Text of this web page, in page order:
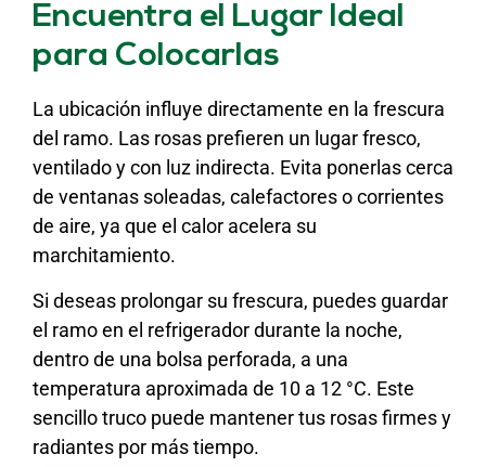
Encuentra el Lugar Ideal
para Colocarlas
La ubicación influye directamente en la frescura
del ramo. Las rosas prefieren un lugar fresco,
ventilado y con luz indirecta. Evita ponerlas cerca
de ventanas soleadas, calefactores o corrientes
de aire, ya que el calor acelera su
marchitamiento.
Si deseas prolongar su frescura, puedes guardar
el ramo en el refrigerador durante la noche,
dentro de una bolsa perforada, a una
temperatura aproximada de 10 a 12 °C. Este
sencillo truco puede mantener tus rosas firmes y
radiantes por más tiempo.